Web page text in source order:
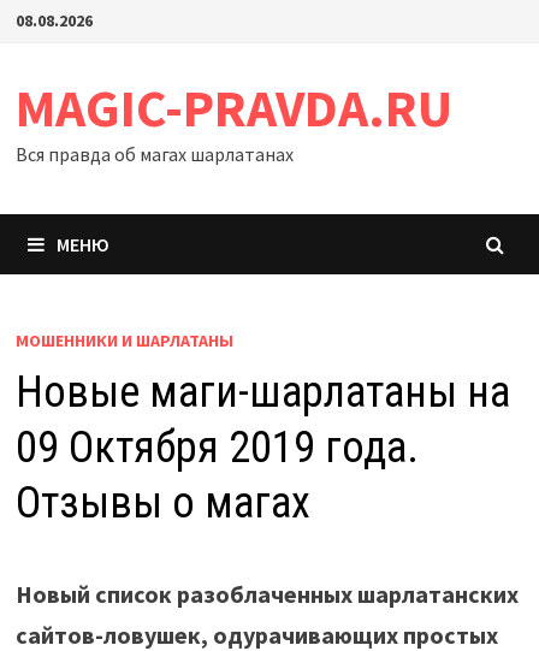
Перейти
08.08.2026
MAGIC-PRAVDA.RU
Вся правда об магах шарлатанах
МЕНЮ
МОШЕННИКИ И ШАРЛАТАНЫ
Новые маги-шарлатаны на
09 Октября 2019 года.
Отзывы о магах
Новый список разоблаченных шарлатанских
сайтов-ловушек, одурачивающих простых